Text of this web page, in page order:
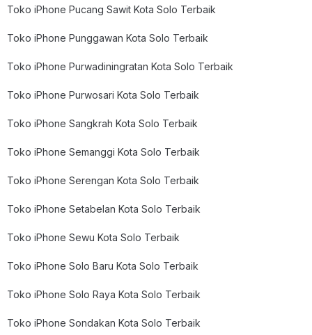
Toko iPhone Pucang Sawit Kota Solo Terbaik
Toko iPhone Punggawan Kota Solo Terbaik
Toko iPhone Purwadiningratan Kota Solo Terbaik
Toko iPhone Purwosari Kota Solo Terbaik
Toko iPhone Sangkrah Kota Solo Terbaik
Toko iPhone Semanggi Kota Solo Terbaik
Toko iPhone Serengan Kota Solo Terbaik
Toko iPhone Setabelan Kota Solo Terbaik
Toko iPhone Sewu Kota Solo Terbaik
Toko iPhone Solo Baru Kota Solo Terbaik
Toko iPhone Solo Raya Kota Solo Terbaik
Toko iPhone Sondakan Kota Solo Terbaik